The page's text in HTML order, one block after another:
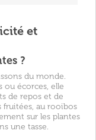
et
?
du monde.
ou écorces, elle
de repos et de
au rooibos
sur les plantes
une tasse.